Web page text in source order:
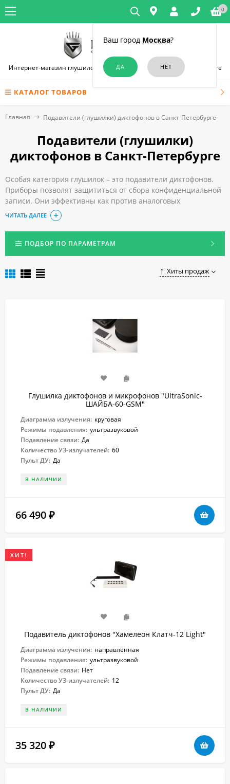
Ваш город Москва?
0
Интернет-магазин глушилок связи и диктофонов в Санкт-Петербурге
КАТАЛОГ ТОВАРОВ
Главная Подавители (глушилки) диктофонов в Санкт-Петербурге
Подавители (глушилки)
диктофонов в Санкт-Петербурге
Особая категория глушилок – это подавители диктофонов.
Приборы позволят защититься от сбора конфиденциальной
записи. Они эффективны как против аналоговых
диктофонов, так и против цифровых. С их помощью вы
гарантированно защитите себя не только на совещании, но
также во время разговора по телефону. Высокая
эффективность против любых типов записывающих
устройств!
Спб можно, оформив заказ в нашем онлайн-магазине.
ЧИТАТЬ ДАЛЕЕ
ПОДБОР ПО ПАРАМЕТРАМ
Хиты продаж
Глушилка диктофонов и микрофонов "UltraSonic-
ШАЙБА-60-GSM"
Диаграмма излучения: круговая
Режимы подавления: ультразвуковой
Подавление связи: Да
Количество УЗ-излучателей: 60
Пульт ДУ: Да
В НАЛИЧИИ
66 490 ₽
ХИТ!
Подавитель диктофонов "Хамелеон Клатч-12 Light"
Диаграмма излучения: направленная
Режимы подавления: ультразвуковой
Подавление связи: Нет
Количество УЗ-излучателей: 12
Пульт ДУ: Да
В НАЛИЧИИ
35 320 ₽